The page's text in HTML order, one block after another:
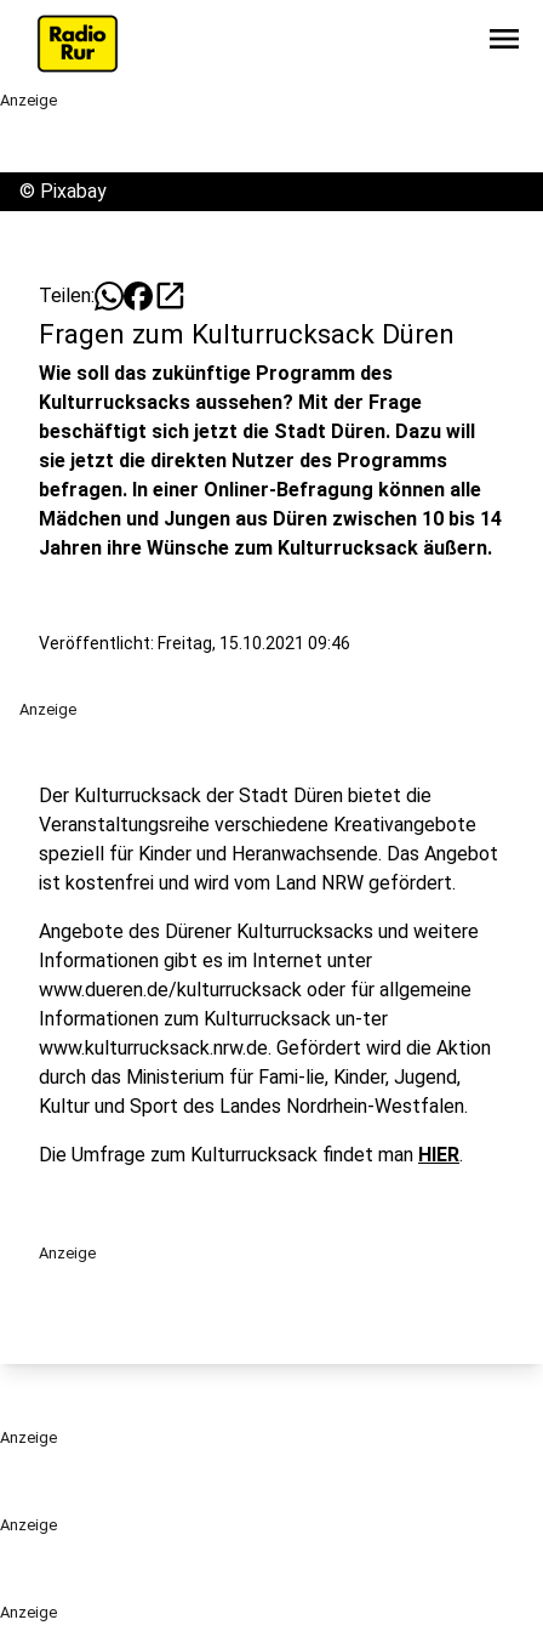
menu
Anzeige
Anzeige
Anzeige
© Pixabay
Teilen: open_in_new
Fragen zum Kulturrucksack Düren
Wie soll das zukünftige Programm des
Kulturrucksacks aussehen? Mit der Frage
beschäftigt sich jetzt die Stadt Düren. Dazu will
sie jetzt die direkten Nutzer des Programms
befragen. In einer Onliner-Befragung können alle
Mädchen und Jungen aus Düren zwischen 10 bis 14
Jahren ihre Wünsche zum Kulturrucksack äußern.
Veröffentlicht: Freitag, 15.10.2021 09:46
Anzeige
Der Kulturrucksack der Stadt Düren bietet die
Veranstaltungsreihe verschiedene Kreativangebote
speziell für Kinder und Heranwachsende. Das Angebot
ist kostenfrei und wird vom Land NRW gefördert.
Angebote des Dürener Kulturrucksacks und weitere
Informationen gibt es im Internet unter
www.dueren.de/kulturrucksack oder für allgemeine
Informationen zum Kulturrucksack un-ter
www.kulturrucksack.nrw.de. Gefördert wird die Aktion
durch das Ministerium für Fami-lie, Kinder, Jugend,
Kultur und Sport des Landes Nordrhein-Westfalen.
Die Umfrage zum Kulturrucksack findet man HIER.
Anzeige
Anzeige